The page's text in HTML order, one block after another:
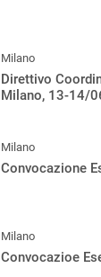
Milano
Direttivo
Milano, 13-14/
Milano
Convocazione
Milano
Convocazioe